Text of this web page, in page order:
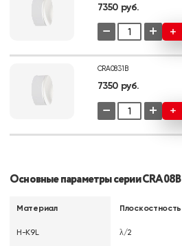
7350 руб.
− +
CRA0831B
7350 руб.
− +
Основные параметры серии CRA08B
Материал
H-K9L
Плоскостность
λ/2